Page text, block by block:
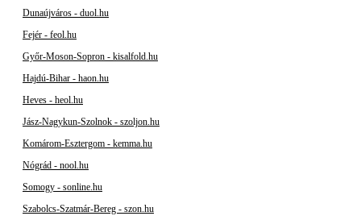
Dunaújváros - duol.hu
Fejér - feol.hu
Győr-Moson-Sopron - kisalfold.hu
Hajdú-Bihar - haon.hu
Heves - heol.hu
Jász-Nagykun-Szolnok - szoljon.hu
Komárom-Esztergom - kemma.hu
Nógrád - nool.hu
Somogy - sonline.hu
Szabolcs-Szatmár-Bereg - szon.hu